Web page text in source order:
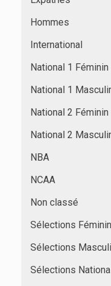
Hommes
International
National 1 Féminin
National 1
National 2 Féminin
National 2
NBA
NCAA
Non classé
Sélections
Sélections
Sélections